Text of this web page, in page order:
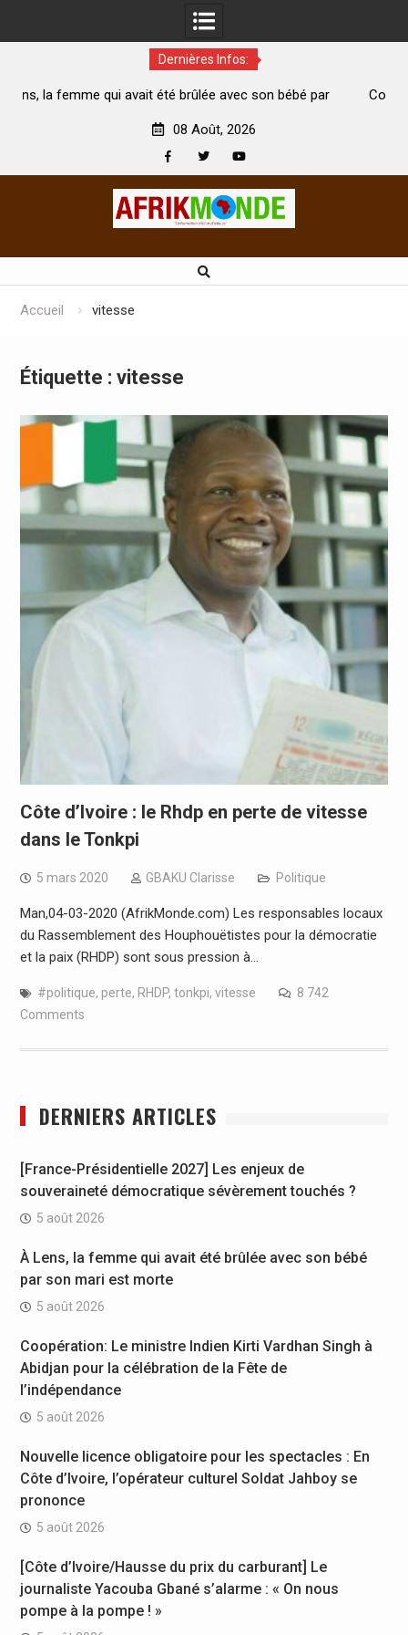
Dernières Infos:
brûlée avec son bébé par
Coopération: Le ministre Indien
08 Août, 2026
Accueil vitesse
Étiquette : vitesse
Côte d’Ivoire : le Rhdp en perte de vitesse
dans le Tonkpi
5 mars 2020 GBAKU Clarisse Politique
Man,04-03-2020 (AfrikMonde.com) Les responsables locaux
du Rassemblement des Houphouëtistes pour la démocratie
et la paix (RHDP) sont sous pression à…
#politique, perte, RHDP, tonkpi, vitesse
8 742
Comments
DERNIERS ARTICLES
[France-Présidentielle 2027] Les enjeux de
souveraineté démocratique sévèrement touchés ?
5 août 2026
À Lens, la femme qui avait été brûlée avec son bébé
par son mari est morte
5 août 2026
Coopération: Le ministre Indien Kirti Vardhan Singh à
Abidjan pour la célébration de la Fête de
l’indépendance
5 août 2026
Nouvelle licence obligatoire pour les spectacles : En
Côte d’Ivoire, l’opérateur culturel Soldat Jahboy se
prononce
5 août 2026
[Côte d’Ivoire/Hausse du prix du carburant] Le
journaliste Yacouba Gbané s’alarme : « On nous
pompe à la pompe ! »